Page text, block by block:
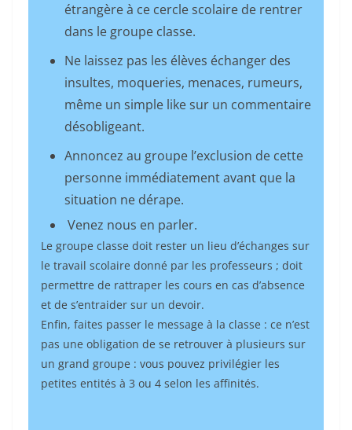
étrangère à ce cercle scolaire de rentrer
dans le groupe classe.
Ne laissez pas les élèves échanger des
insultes, moqueries, menaces, rumeurs,
même un simple like sur un commentaire
désobligeant.
Annoncez au groupe l’exclusion de cette
personne immédiatement avant que la
situation ne dérape.
Venez nous en parler.
Le groupe classe doit rester un lieu d’échanges sur
le travail scolaire donné par les professeurs ; doit
permettre de rattraper les cours en cas d’absence
et de s’entraider sur un devoir.
Enfin, faites passer le message à la classe : ce n’est
pas une obligation de se retrouver à plusieurs sur
un grand groupe : vous pouvez privilégier les
petites entités à 3 ou 4 selon les affinités.